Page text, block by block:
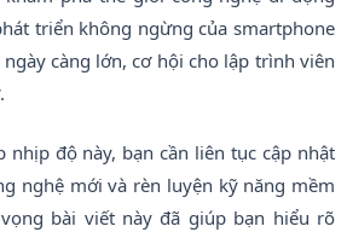
triển không ngừng của smartphone
càng lớn, cơ hội cho lập trình viên
nhịp độ này, bạn cần liên tục cập nhật
nghệ mới và rèn luyện kỹ năng mềm
bài viết này đã giúp bạn hiểu rõ